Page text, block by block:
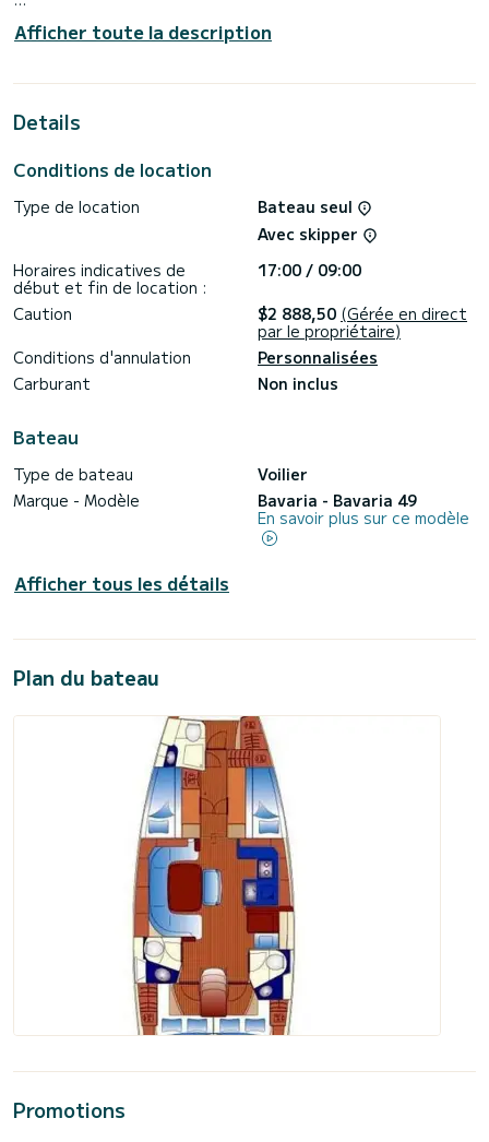
15 mètres de long ? Vous pouvez embarquer jusqu'à 11
personnes et profiter des 5 cabines confortables.
Pour votre confort, Monelli dispose de 3 WC avec douche
Ce bateau est équipé d'une grand-voile sur enrouleur. et un
d'étrave.
Les demandes de réservation et les demandes de prix sans
engagement sont traitées directement par SamBoat. Vous
Afficher toute la description
Details
Conditions de location
Type de location
Bateau seul
Avec skipper
Horaires indicatives de
début et fin de location :
17:00 / 09:00
Caution
$2 888,50 (Gérée en direct
par le propriétaire)
Conditions d'annulation
Personnalisées
Carburant
Non inclus
Bateau
Type de bateau
Voilier
Marque - Modèle
Bavaria - Bavaria 49
En savoir plus sur ce modèle
Afficher tous les détails
Plan du bateau
Promotions